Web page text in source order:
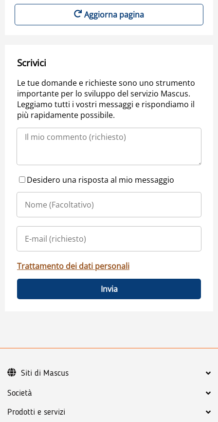
Aggiorna pagina
Scrivici
Le tue domande e richieste sono uno strumento
importante per lo sviluppo del servizio Mascus.
Leggiamo tutti i vostri messaggi e rispondiamo il
più rapidamente possibile.
Desidero una risposta al mio messaggio
Trattamento dei dati personali
Invia
Società
Prodotti e servizi
Siti di Mascus